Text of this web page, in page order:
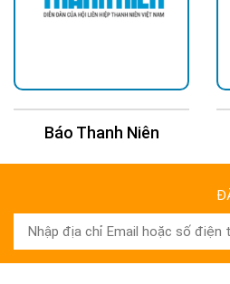
Hướng dẫn lắp đặt từ
Hướng tấm pin về phía Nam
Cố định khung chắc chắn,
Không lắp dưới tán cây hoặc
Hướng dẫn sử dụng
Trước khi lắp
Báo Thanh Niên